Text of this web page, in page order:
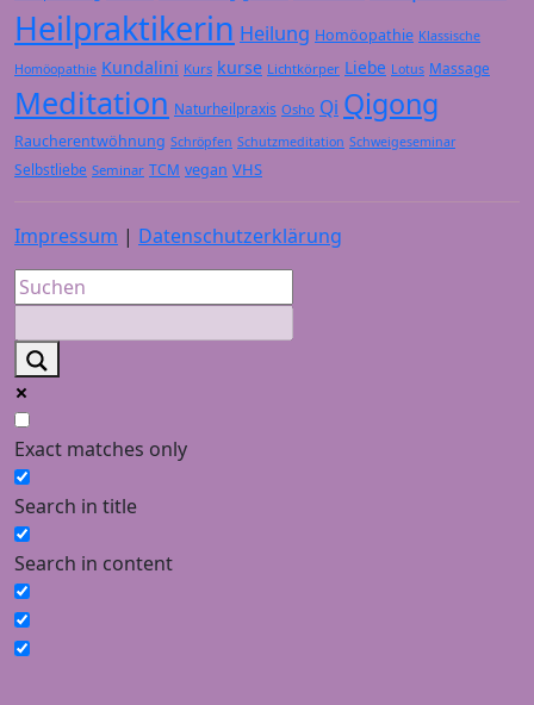
Heilpraktikerin Heilung Homöopathie Klassische
Homöopathie Kundalini Kurs kurse Lichtkörper Liebe Lotus Massage
Meditation Naturheilpraxis Osho Qi Qigong
Raucherentwöhnung Schröpfen Schutzmeditation Schweigeseminar
Selbstliebe Seminar TCM vegan VHS
Impressum | Datenschutzerklärung
Exact matches only
Search in title
Search in content